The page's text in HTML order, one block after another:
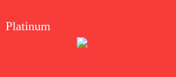
Platinum